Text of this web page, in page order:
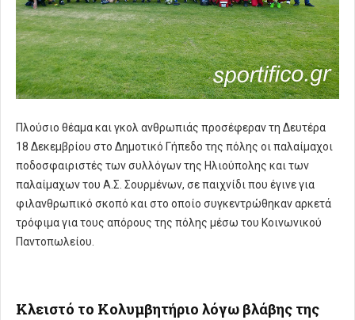
Πλούσιο θέαμα και γκολ ανθρωπιάς προσέφεραν τη Δευτέρα
18 Δεκεμβρίου στο Δημοτικό Γήπεδο της πόλης οι παλαίμαχοι
ποδοσφαιριστές των συλλόγων της Ηλιούπολης και των
παλαίμαχων του Α.Σ. Σουρμένων, σε παιχνίδι που έγινε για
φιλανθρωπικό σκοπό και στο οποίο συγκεντρώθηκαν αρκετά
τρόφιμα για τους απόρους της πόλης μέσω του Κοινωνικού
Παντοπωλείου.
Κλειστό το Κολυμβητήριο λόγω βλάβης της